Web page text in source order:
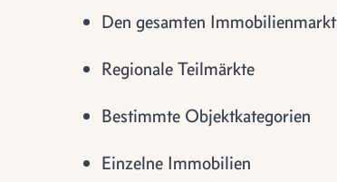
Den gesamten Immobilienmarkt
Regionale Teilmärkte
Bestimmte Objektkategorien
Einzelne Immobilien